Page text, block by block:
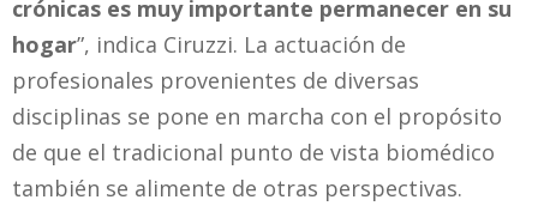
crónicas es muy importante permanecer en su
hogar”, indica Ciruzzi. La actuación de
profesionales provenientes de diversas
disciplinas se pone en marcha con el propósito
de que el tradicional punto de vista biomédico
también se alimente de otras perspectivas.